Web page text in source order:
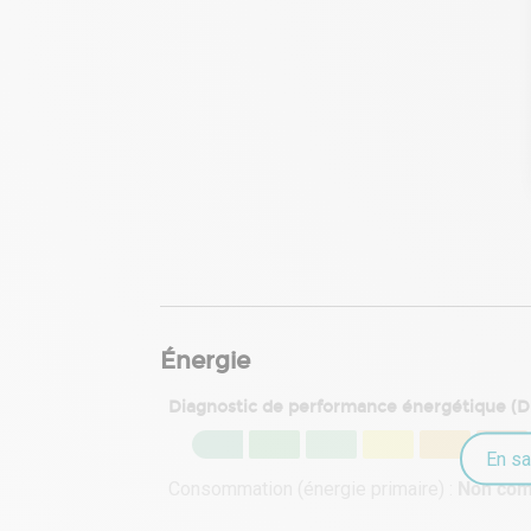
Énergie
Diagnostic de performance énergétique
Non
En